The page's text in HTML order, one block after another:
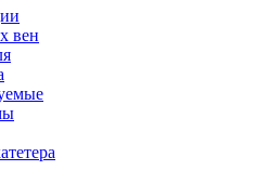
вен